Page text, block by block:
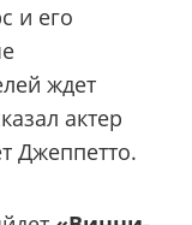
и его
ждет
актер
Джеппетто.